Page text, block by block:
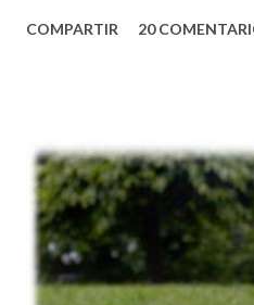
sumamente poderoso, que
se caracterizó por ser
la Biblia, seguían a Jesús y
escuchar sus enseñanzas,
profundas), refrescantes, y
COMPARTIR 20